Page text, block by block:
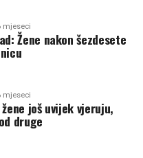
mjeseci
Žene nakon šezdesete
mjeseci
još uvijek vjeruju,
druge